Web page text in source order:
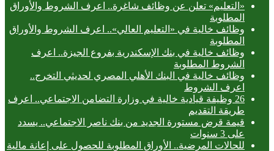
«التعليم» تعلن عن وظائف شاغرة.. اعرف الشروط والأوراق
المطلوبة
وظائف خالية في «التعليم العالي».. اعرف الشروط والأوراق
المطلوبة
وظائف خالية في بنك الإسكندرية بفروع الجيزة.. اعرف
الشروط المطلوبة
وظائف خالية في البنك الأهلي المصري لحديثي التخرج..
اعرف الشروط
26 وظيفة قيادية خالية في وزارة التضامن الاجتماعي.. اعرف
طريقة التقديم
قيمة قرض مستورة الجديد من بنك ناصر الاجتماعي.. يسدد
على 3 سنوات
للحالات المرضية.. الأوراق المطلوبة للحصول على إعانة مالية